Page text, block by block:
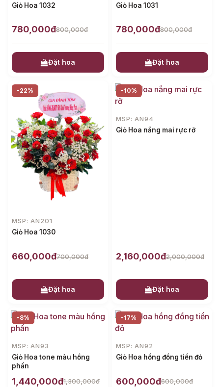
Giỏ Hoa 1032
780,000đ800,000đ
Đặt hoa
Giỏ Hoa 1031
780,000đ800,000đ
Đặt hoa
-22%
MSP: AN201
Giỏ Hoa 1030
660,000đ700,000đ
Đặt hoa
-10%
MSP: AN94
Giỏ Hoa nắng mai rực rỡ
2,160,000đ2,000,000đ
Đặt hoa
-8%
MSP: AN93
Giỏ Hoa tone màu hồng
phấn
1,440,000đ1,300,000đ
-17%
MSP: AN92
Giỏ Hoa hồng đồng tiền đỏ
600,000đ600,000đ